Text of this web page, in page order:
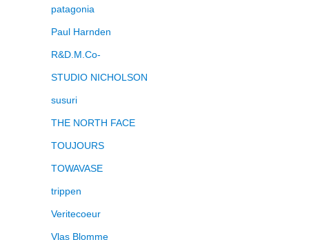
patagonia
Paul Harnden
R&D.M.Co-
STUDIO NICHOLSON
susuri
THE NORTH FACE
TOUJOURS
TOWAVASE
trippen
Veritecoeur
Vlas Blomme